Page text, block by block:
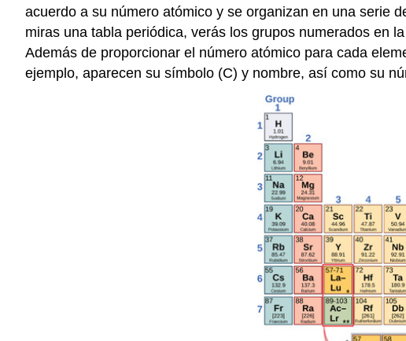
acuerdo a su número atómico y se organizan en una serie
miras una tabla periódica, verás los grupos numerados en
Además de proporcionar el número atómico para cada
ejemplo, aparecen su símbolo (C) y nombre, así como su